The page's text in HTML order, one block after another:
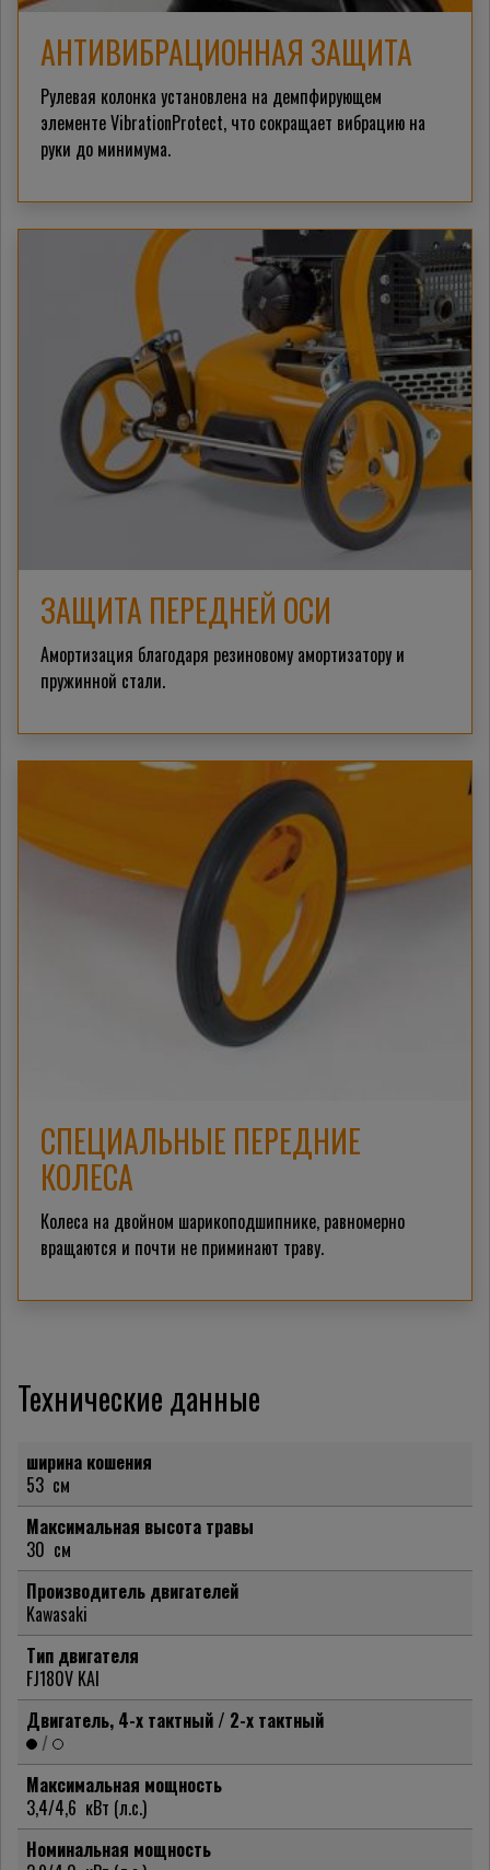
АНТИВИБРАЦИОННАЯ ЗАЩИТА
Рулевая колонка установлена на демпфирующем
элементе VibrationProtect, что сокращает вибрацию на
руки до минимума.
ЗАЩИТА ПЕРЕДНЕЙ ОСИ
Амортизация благодаря резиновому амортизатору и
пружинной стали.
СПЕЦИАЛЬНЫЕ ПЕРЕДНИЕ
КОЛЕСА
Колеса на двойном шарикоподшипнике, равномерно
вращаются и почти не приминают траву.
Технические данные
ширина кошения
53 см
Максимальная высота травы
30 см
Производитель двигателей
Kawasaki
Тип двигателя
FJ180V KAI
Двигатель, 4-х тактный / 2-х тактный
/
Максимальная мощность
3,4/4,6 кВт (л.с.)
Номинальная мощность